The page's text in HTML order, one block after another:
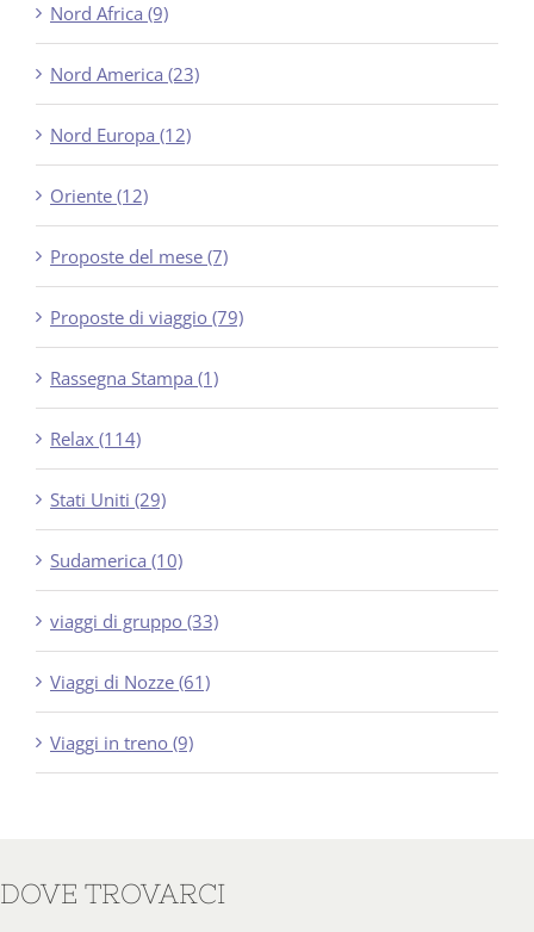
Nord Africa (9)
Nord America (23)
Nord Europa (12)
Oriente (12)
Proposte del mese (7)
Proposte di viaggio (79)
Rassegna Stampa (1)
Relax (114)
Stati Uniti (29)
Sudamerica (10)
viaggi di gruppo (33)
Viaggi di Nozze (61)
Viaggi in treno (9)
DOVE TROVARCI